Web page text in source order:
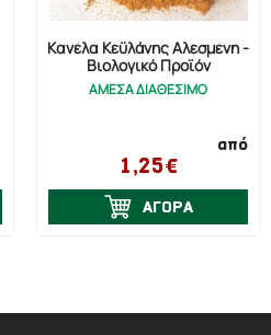
Κανέλα Κεϋλάνης Αλεσμένη -
Βιολογικό Προϊόν
ΑΜΕΣΑ ΔΙΑΘΕΣΙΜΟ
από
1,25€
ΑΓΟΡΑ